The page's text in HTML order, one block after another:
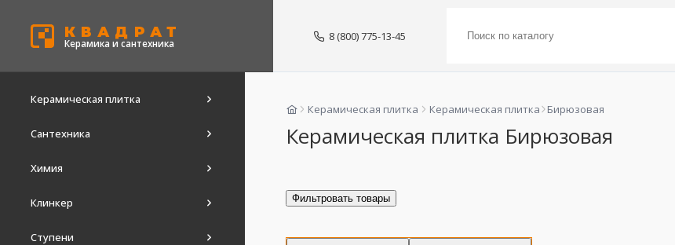
КВАДРАТ
Керамика и сантехника
8 (800) 775-13-45
Керамическая плитка
Сантехника
Химия
Клинкер
Ступени
Керамическая плитка Керамическая плитка Бирюзовая
Керамическая плитка Бирюзовая
Фильтровать товары